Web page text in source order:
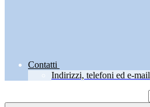
Contatti
Indirizzi, telefoni ed e-mail